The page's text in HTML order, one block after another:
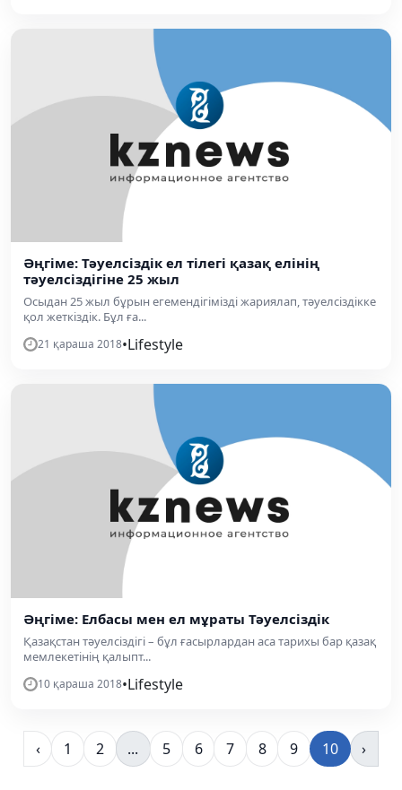
Әңгіме: Тәуелсіздік ел тілегі қазақ елінің
тәуелсіздігіне 25 жыл
Осыдан 25 жыл бұрын егемендігімізді жариялап, тәуелсіздікке
қол жеткіздік. Бұл ға...
21 қараша 2018•Lifestyle
Әңгіме: Елбасы мен ел мұраты Тәуелсіздік
Қазақстан тәуелсіздігі – бұл ғасырлардан аса тарихы бар қазақ
мемлекетінің қалыпт...
10 қараша 2018•Lifestyle
‹ 1 2 ... 5 6 7 8 9 10 ›